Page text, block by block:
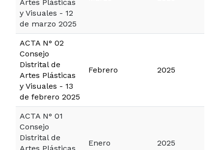
Artes Plásticas
y Visuales - 12
de marzo 2025
ACTA N° 02
Consejo
Distrital de
Artes Plásticas
y Visuales - 13
de febrero 2025
Febrero 2025
ACTA N° 01
Consejo
Distrital de
Enero 2025